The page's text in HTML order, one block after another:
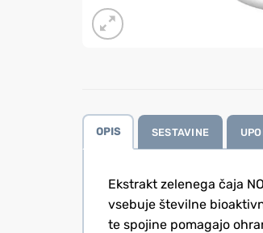
OPIS SESTAVINE
Ekstrakt zelenega čaja
vsebuje številne
te spojine pomagajo